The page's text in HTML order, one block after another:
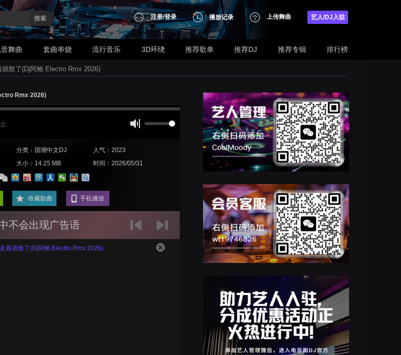
搜索 注册/登录 播放记录 上传舞曲 艺人/DJ入驻
舞曲 套曲串烧 流行音乐 3D环绕 推荐歌单 推荐DJ 推荐专辑 排行榜
散了(Dj阿鲍 Electro Rmx 2026)
Rmx 2026)
分类：国潮中文DJ
人气：2023
大小：14.25 MB
时间：2026/05/31
收藏歌曲 手机播放
不会出现广告语
着就散了(Dj阿鲍 Electro Rmx 2026)